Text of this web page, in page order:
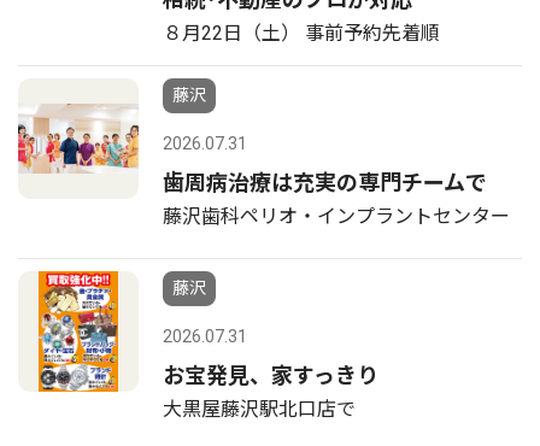
８月22日（土） 事前予約先着順
藤沢
2026.07.31
歯周病治療は充実の専門チームで
藤沢歯科ペリオ・インプラントセンター
藤沢
2026.07.31
お宝発見、家すっきり
大黒屋藤沢駅北口店で